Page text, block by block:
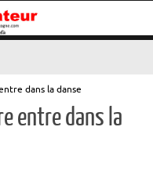
dans la danse
entre dans la